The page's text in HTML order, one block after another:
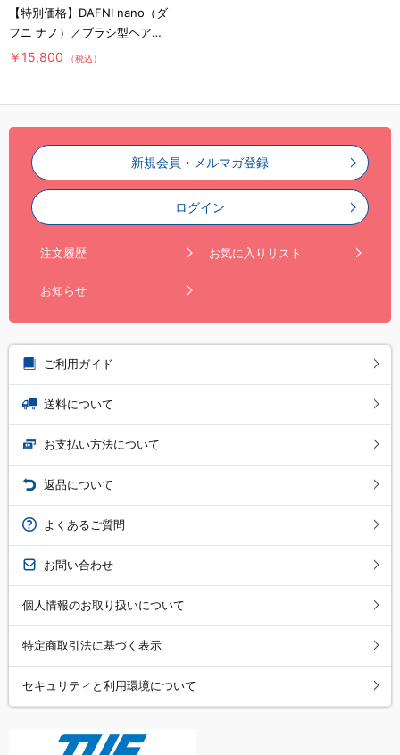
【特別価格】DAFNI nano（ダ
フニ ナノ）／ブラシ型ヘアア
イロン
￥15,800 （税込）
新規会員・メルマガ登録
ログイン
注文履歴 お気に入りリスト
お知らせ
ご利用ガイド
送料について
お支払い方法について
返品について
よくあるご質問
お問い合わせ
個人情報のお取り扱いについて
特定商取引法に基づく表示
セキュリティと利用環境について